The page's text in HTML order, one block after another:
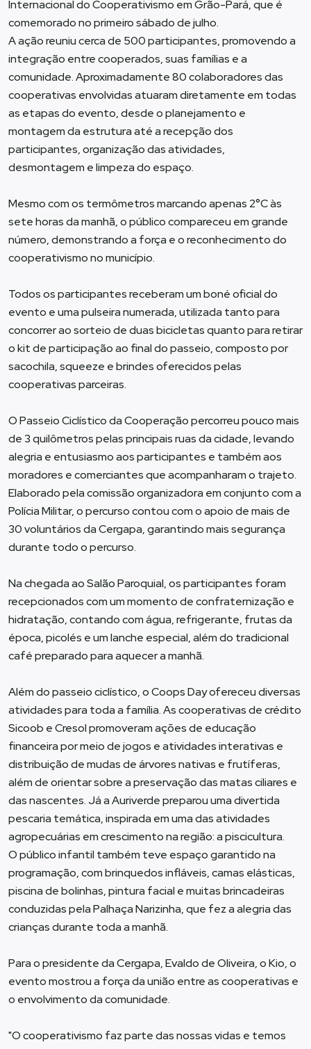
Internacional do Cooperativismo em Grão-Pará, que é
comemorado no primeiro sábado de julho.
A ação reuniu cerca de 500 participantes, promovendo a
integração entre cooperados, suas famílias e a
comunidade. Aproximadamente 80 colaboradores das
cooperativas envolvidas atuaram diretamente em todas
as etapas do evento, desde o planejamento e
montagem da estrutura até a recepção dos
participantes, organização das atividades,
desmontagem e limpeza do espaço.
Mesmo com os termômetros marcando apenas 2°C às
sete horas da manhã, o público compareceu em grande
número, demonstrando a força e o reconhecimento do
cooperativismo no município.
Todos os participantes receberam um boné oficial do
evento e uma pulseira numerada, utilizada tanto para
concorrer ao sorteio de duas bicicletas quanto para retirar
o kit de participação ao final do passeio, composto por
sacochila, squeeze e brindes oferecidos pelas
cooperativas parceiras.
O Passeio Ciclístico da Cooperação percorreu pouco mais
de 3 quilômetros pelas principais ruas da cidade, levando
alegria e entusiasmo aos participantes e também aos
moradores e comerciantes que acompanharam o trajeto.
Elaborado pela comissão organizadora em conjunto com a
Polícia Militar, o percurso contou com o apoio de mais de
30 voluntários da Cergapa, garantindo mais segurança
durante todo o percurso.
Na chegada ao Salão Paroquial, os participantes foram
recepcionados com um momento de confraternização e
hidratação, contando com água, refrigerante, frutas da
época, picolés e um lanche especial, além do tradicional
café preparado para aquecer a manhã.
Além do passeio ciclístico, o Coops Day ofereceu diversas
atividades para toda a família. As cooperativas de crédito
Sicoob e Cresol promoveram ações de educação
financeira por meio de jogos e atividades interativas e
distribuição de mudas de árvores nativas e frutíferas,
além de orientar sobre a preservação das matas ciliares e
das nascentes. Já a Auriverde preparou uma divertida
pescaria temática, inspirada em uma das atividades
agropecuárias em crescimento na região: a piscicultura.
O público infantil também teve espaço garantido na
programação, com brinquedos infláveis, camas elásticas,
piscina de bolinhas, pintura facial e muitas brincadeiras
conduzidas pela Palhaça Narizinha, que fez a alegria das
crianças durante toda a manhã.
Para o presidente da Cergapa, Evaldo de Oliveira, o Kio, o
evento mostrou a força da união entre as cooperativas e
o envolvimento da comunidade.
"O cooperativismo faz parte das nossas vidas e temos